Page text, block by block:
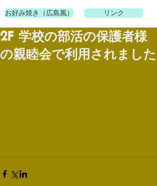
お好み焼き（広島風） リンク
2F 学校の部活の保護者様
の親睦会で利用されました